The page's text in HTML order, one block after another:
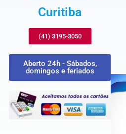
Curitiba
(41) 3195-3050
Aberto 24h - Sábados,
domingos e feriados